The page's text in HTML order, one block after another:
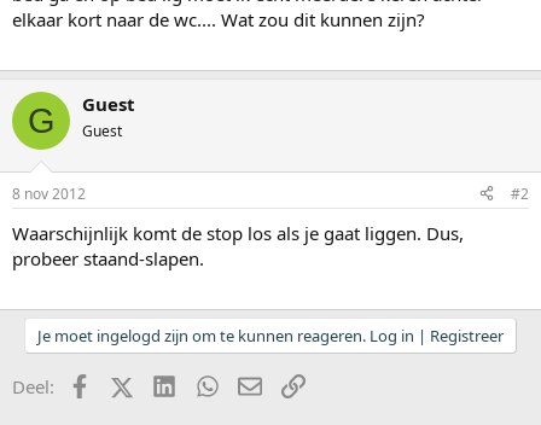
r
elkaar kort naar de wc.... Wat zou dit kunnen zijn?
G Guest
Guest
8 nov 2012 #2
Waarschijnlijk komt de stop los als je gaat liggen. Dus,
probeer staand-slapen.
Je moet ingelogd zijn om te kunnen reageren. Log in | Registreer
Deel: FacebookX (Twitter)LinkedInWhatsApp
E-mailkoppeling